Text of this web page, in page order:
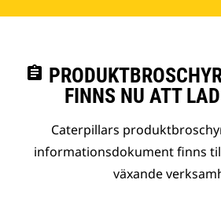
assignment
FINNS NU ATT
Caterpillars
informationsdokument finns
växande